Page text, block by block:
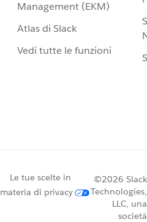
Management (EKM)
Atlas di Slack
Vedi tutte le funzioni
Le tue scelte in
materia di privacy
©2026 Slack
Technologies,
LLC, una
società